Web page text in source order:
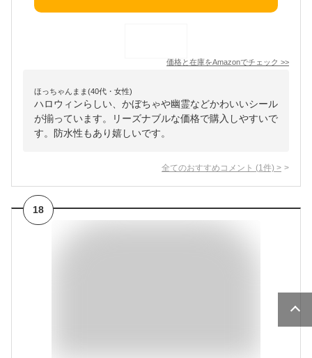
価格と在庫をAmazonでチェック >>
ほっちゃんまま(40代・女性)
ハロウィンらしい、かぼちゃや幽霊などかわいいシール
が揃っています。リーズナブルな価格で購入しやすいで
す。防水性もあり嬉しいです。
全てのおすすめコメント (1 件) >
18